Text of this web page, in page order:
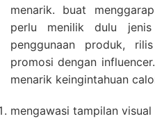
menarik. buat
perlu menilik dulu
penggunaan produk,
promosi dengan
menarik keingintahuan
mengawasi tampilan